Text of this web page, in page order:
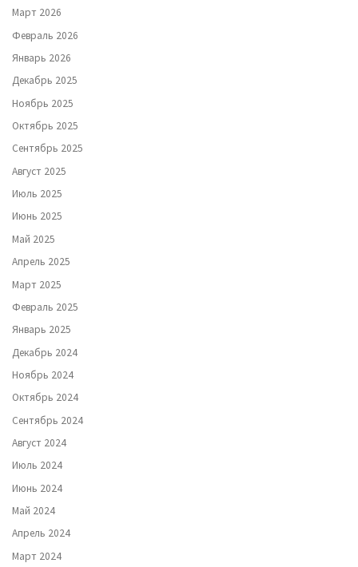
Март 2026
Февраль 2026
Январь 2026
Декабрь 2025
Ноябрь 2025
Октябрь 2025
Сентябрь 2025
Август 2025
Июль 2025
Июнь 2025
Май 2025
Апрель 2025
Март 2025
Февраль 2025
Январь 2025
Декабрь 2024
Ноябрь 2024
Октябрь 2024
Сентябрь 2024
Август 2024
Июль 2024
Июнь 2024
Май 2024
Апрель 2024
Март 2024